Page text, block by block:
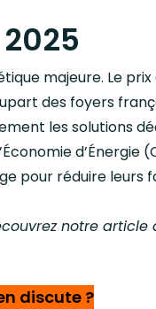
majeure. Le
des foyers
les solutions
d’Énergie
pour réduire
notre article
discute ?